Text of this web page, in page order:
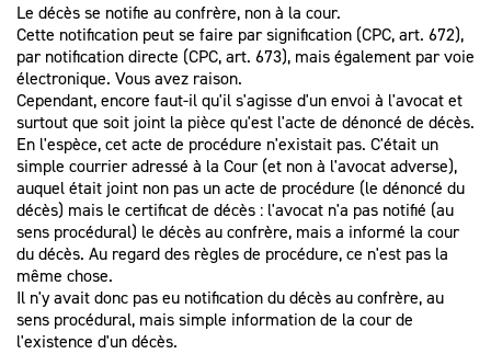
Le décès se notifie au confrère, non à la cour.
Cette notification peut se faire par signification (CPC, art. 672),
par notification directe (CPC, art. 673), mais également par voie
électronique. Vous avez raison.
Cependant, encore faut-il qu'il s'agisse d'un envoi à l'avocat et
surtout que soit joint la pièce qu'est l'acte de dénoncé de décès.
En l'espèce, cet acte de procédure n'existait pas. C'était un
simple courrier adressé à la Cour (et non à l'avocat adverse),
auquel était joint non pas un acte de procédure (le dénoncé du
décès) mais le certificat de décès : l'avocat n'a pas notifié (au
sens procédural) le décès au confrère, mais a informé la cour
du décès. Au regard des règles de procédure, ce n'est pas la
même chose.
Il n'y avait donc pas eu notification du décès au confrère, au
sens procédural, mais simple information de la cour de
l'existence d'un décès.